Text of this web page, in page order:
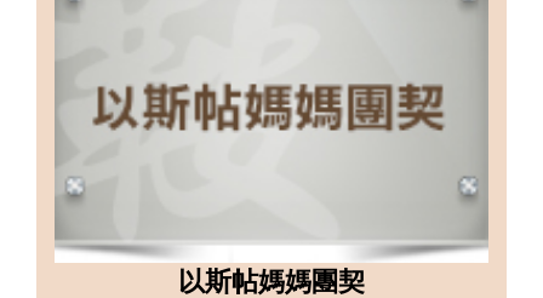
以斯帖媽媽團契